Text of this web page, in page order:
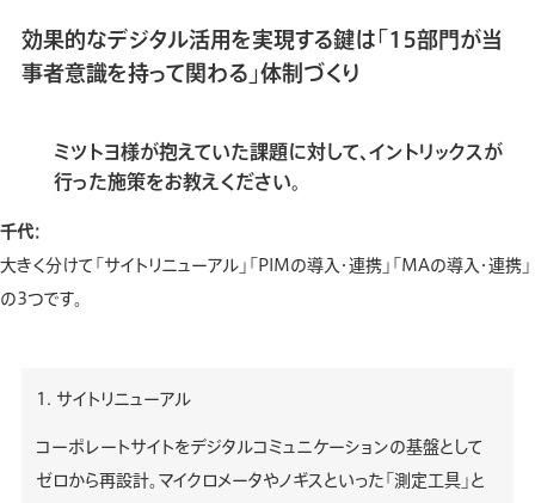
効果的なデジタル活用を実現する鍵は「15部門が当
事者意識を持って関わる」体制づくり
ミツトヨ様が抱えていた課題に対して、イントリックスが
行った施策をお教えください。
千代：
大きく分けて「サイトリニューアル」「PIMの導入・連携」「MAの導入・連携」
の3つです。
1. サイトリニューアル
コーポレートサイトをデジタルコミュニケーションの基盤として
ゼロから再設計。マイクロメータやノギスといった「測定工具」と